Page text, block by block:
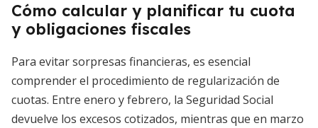
Cómo calcular y planificar tu cuota
y obligaciones fiscales
Para evitar sorpresas financieras, es esencial
comprender el procedimiento de regularización de
cuotas. Entre enero y febrero, la Seguridad Social
devuelve los excesos cotizados, mientras que en marzo